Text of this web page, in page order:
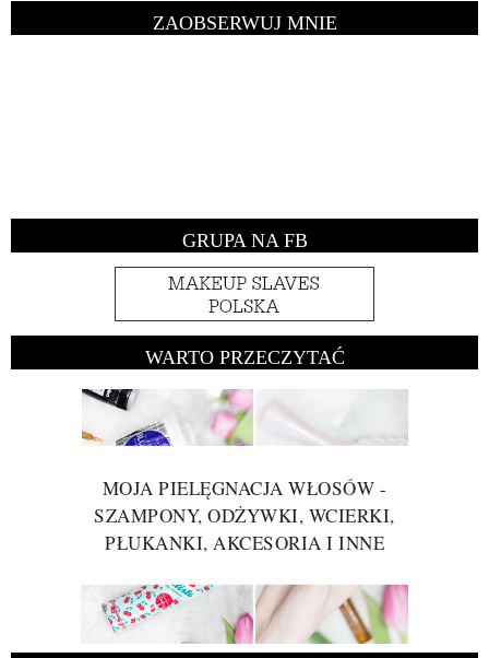
ZAOBSERWUJ MNIE
GRUPA NA FB
WARTO PRZECZYTAĆ
MOJA PIELĘGNACJA WŁOSÓW -
SZAMPONY, ODŻYWKI, WCIERKI,
PŁUKANKI, AKCESORIA I INNE